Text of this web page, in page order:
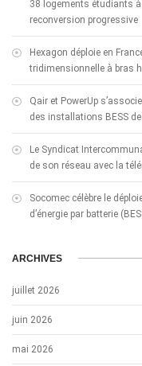
38 logements étudiants à
reconversion progressive
Hexagon déploie en
tridimensionnelle à bras
Qair et PowerUp
des installations BESS de
Le Syndicat
de son réseau avec la
Socomec célèbre le
d’énergie par batterie
ARCHIVES
juillet 2026
juin 2026
mai 2026